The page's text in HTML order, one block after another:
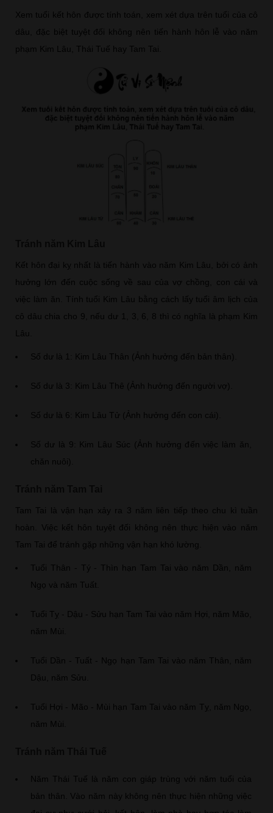
Xem tuổi kết hôn được tính toán, xem xét dựa trên tuổi của cô
dâu, đặc biệt tuyệt đối không nên tiến hành hôn lễ vào năm
phạm Kim Lâu, Thái Tuế hay Tam Tai.
Kết hôn đại kỵ nhất là tiến hành vào năm Kim Lâu, bởi có ảnh
hưởng lớn đến cuộc sống về sau của vợ chồng, con cái và
việc làm ăn. Tính tuổi Kim Lâu bằng cách lấy tuổi âm lịch của
cô dâu chia cho 9, nếu dư 1, 3, 6, 8 thì có nghĩa là phạm Kim
Lâu.
Số dư là 1: Kim Lâu Thân (Ảnh hưởng đến bản thân).
Số dư là 3: Kim Lâu Thê (Ảnh hưởng đến người vợ).
Số dư là 6: Kim Lâu Tử (Ảnh hưởng đến con cái).
Số dư là 9: Kim Lâu Súc (Ảnh hưởng đến việc làm ăn,
chăn nuôi).
Tam Tai là vận hạn xảy ra 3 năm liên tiếp theo chu kì tuần
hoàn. Việc kết hôn tuyệt đối không nên thực hiện vào năm
Tam Tai để tránh gặp những vận hạn khó lường.
Tuổi Thân - Tý - Thìn hạn Tam Tai vào năm Dần, năm
Ngọ và năm Tuất.
Tuổi Tỵ - Dậu - Sửu hạn Tam Tai vào năm Hợi, năm Mão,
năm Mùi.
Tuổi Dần - Tuất - Ngọ hạn Tam Tai vào năm Thân, năm
Dậu, năm Sửu.
Tuổi Hợi - Mão - Mùi hạn Tam Tai vào năm Tỵ, năm Ngọ,
năm Mùi.
Năm Thái Tuế là năm con giáp trùng với năm tuổi của
bản thân. Vào năm này không nên thực hiện những việc